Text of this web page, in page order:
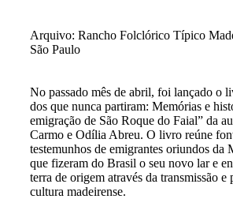
Arquivo: Rancho Folclórico Típico
São Paulo
No passado mês de abril, foi lançado o
dos que nunca partiram: Memórias e
emigração de São Roque do Faial” da
Carmo e Odília Abreu. O livro reúne
testemunhos de emigrantes oriundos da
que fizeram do Brasil o seu novo lar e
terra de origem através da transmissão e
cultura madeirense.